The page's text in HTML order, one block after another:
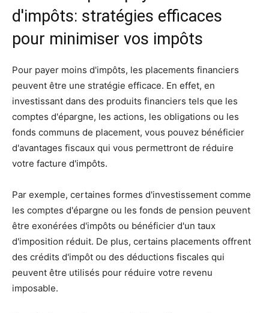
d'impôts: stratégies efficaces
pour minimiser vos impôts
Pour payer moins d'impôts, les placements financiers
peuvent être une stratégie efficace. En effet, en
investissant dans des produits financiers tels que les
comptes d'épargne, les actions, les obligations ou les
fonds communs de placement, vous pouvez bénéficier
d'avantages fiscaux qui vous permettront de réduire
votre facture d'impôts.
Par exemple, certaines formes d'investissement comme
les comptes d'épargne ou les fonds de pension peuvent
être exonérées d'impôts ou bénéficier d'un taux
d'imposition réduit. De plus, certains placements offrent
des crédits d'impôt ou des déductions fiscales qui
peuvent être utilisés pour réduire votre revenu
imposable.